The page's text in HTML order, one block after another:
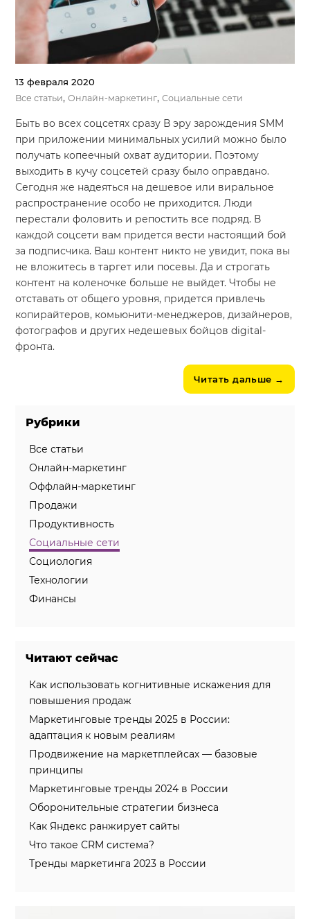
13 февраля 2020
Все статьи,Онлайн-маркетинг,Социальные сети
Быть во всех соцсетях сразу В эру зарождения SMM
при приложении минимальных усилий можно было
получать копеечный охват аудитории. Поэтому
выходить в кучу соцсетей сразу было оправдано.
Сегодня же надеяться на дешевое или виральное
распространение особо не приходится. Люди
перестали фоловить и репостить все подряд. В
каждой соцсети вам придется вести настоящий бой
за подписчика. Ваш контент никто не увидит, пока вы
не вложитесь в таргет или посевы. Да и строгать
контент на коленочке больше не выйдет. Чтобы не
отставать от общего уровня, придется привлечь
копирайтеров, комьюнити-менеджеров, дизайнеров,
фотографов и других недешевых бойцов digital-
фронта.
Читать дальше →
Рубрики
Все статьи
Онлайн-маркетинг
Оффлайн-маркетинг
Продажи
Продуктивность
Социальные сети
Социология
Технологии
Финансы
Читают сейчас
Как использовать когнитивные искажения для
повышения продаж
Маркетинговые тренды 2025 в России:
адаптация к новым реалиям
Продвижение на маркетплейсах — базовые
принципы
Маркетинговые тренды 2024 в России
Оборонительные стратегии бизнеса
Как Яндекс ранжирует сайты
Что такое CRM система?
Тренды маркетинга 2023 в России